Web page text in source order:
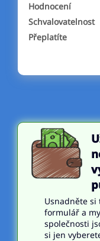
Hodnocení
Schvalovatelnost
Přeplatíte
Usnadněte si
formulář a
společnosti
si jen